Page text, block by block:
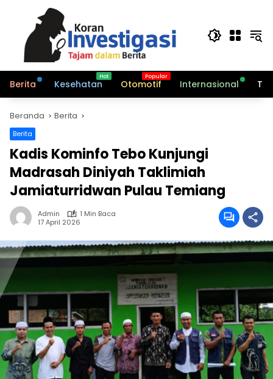
Berita Kesehatan Otomotif Internasional
Beranda Berita
Berita
Kadis Kominfo Tebo Kunjungi
Madrasah Diniyah Taklimiah
Jamiaturridwan Pulau Temiang
Admin
1 Min Baca
17 April 2026